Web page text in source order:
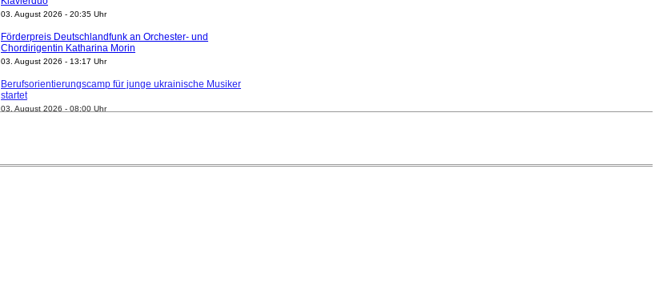
Chordirigentin Katharina Morin
03. August 2026 - 13:17 Uhr
startet
03. August 2026 - 08:00 Uhr
Regensburger Generalmusikdirektor Stefan Veselka